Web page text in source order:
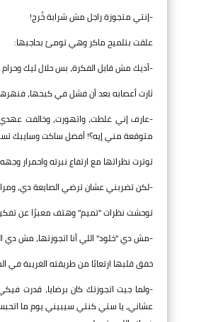
-إنتي متجوزة راجل مش شرابة خُرج!
علقت بتلميح ماكر وهي تومئ بحاجبها:
-أديك مش قابل الفكرة، بس حلال ليك وحرام
ثارت أعصابه بعد أن فشل في كبحها،
-عارف إني غلطت، واتهورت، وخالفت
متوقعة مني إيه؟! أفضل ساكت وسايبك
توترت نظراتها مع ارتفاع نبرته واحمرار
-لكن تضربني عشان ترضي الصايعة دي،
توحشت نظرات "تميم" وهتف معبرًا عن
-مش دي "خلود" اللي أنا اتجوزتها، مش دي
خفق قلبها ارتعابًا من طريقته الغريبة
-ولما جيت اتجوزتك كان برضايا، قدرت
عشاني، يا ستي كنتي سيبيني يوم ما